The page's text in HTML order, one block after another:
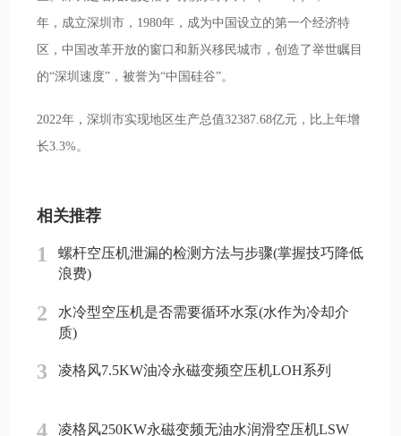
年，成立深圳市，1980年，成为中国设立的第一个经济特
区，中国改革开放的窗口和新兴移民城市，创造了举世瞩目
的“深圳速度”，被誉为“中国硅谷”。
2022年，深圳市实现地区生产总值32387.68亿元，比上年增
长3.3%。
相关推荐
1
螺杆空压机泄漏的检测方法与步骤(掌握技巧降低
浪费)
2
水冷型空压机是否需要循环水泵(水作为冷却介
质)
3 凌格风7.5KW油冷永磁变频空压机LOH系列
4 凌格风250KW永磁变频无油水润滑空压机LSW